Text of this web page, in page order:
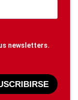
newsletters.